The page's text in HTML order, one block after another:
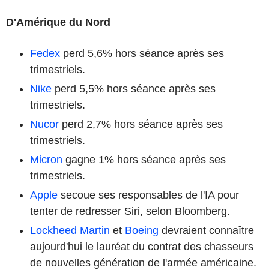
D'Amérique du Nord
Fedex perd 5,6% hors séance après ses
trimestriels.
Nike perd 5,5% hors séance après ses
trimestriels.
Nucor perd 2,7% hors séance après ses
trimestriels.
Micron gagne 1% hors séance après ses
trimestriels.
Apple secoue ses responsables de l'IA pour
tenter de redresser Siri, selon Bloomberg.
Lockheed Martin et Boeing devraient connaître
aujourd'hui le lauréat du contrat des chasseurs
de nouvelles génération de l'armée américaine.